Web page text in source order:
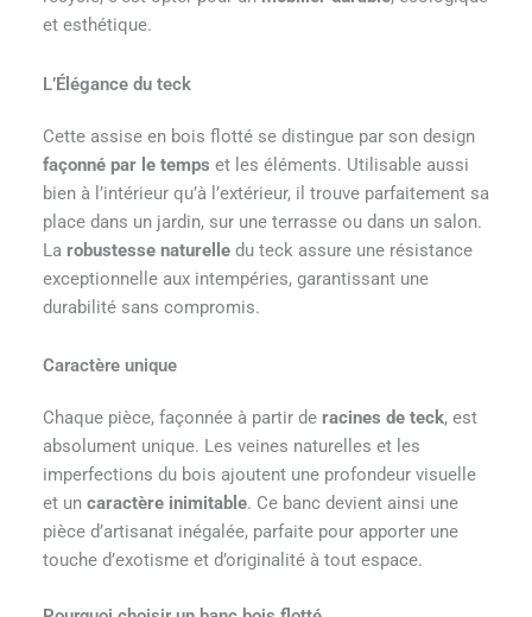
et esthétique.
L’Élégance du teck
Cette assise en bois flotté se distingue par son design
façonné par le temps et les éléments. Utilisable aussi
bien à l’intérieur qu’à l’extérieur, il trouve parfaitement sa
place dans un jardin, sur une terrasse ou dans un salon.
La robustesse naturelledu teck assure une résistance
exceptionnelle aux intempéries, garantissant une
durabilité sans compromis.
Caractère unique
Chaque pièce, façonnée à partir de racines de teck, est
absolument unique. Les veines naturelles et les
imperfections du bois ajoutent une profondeur visuelle
et un caractère inimitable. Ce banc devient ainsi une
pièce d’artisanat inégalée, parfaite pour apporter une
touche d’exotisme et d’originalité à tout espace.